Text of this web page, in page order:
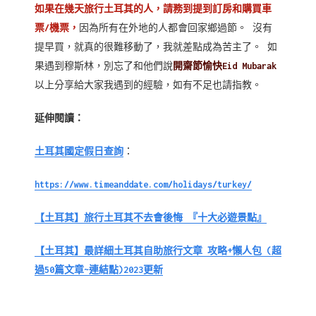
如果在幾天旅行土耳其的人，請務到提到訂房和購買車
票/機票， 因為所有在外地的人都會回家鄉過節。
沒有
提早買，就真的很難移動了，我就差點成為苦主了。
如
果遇到穆斯林，別忘了和他們說開齋節愉快Eid Mubarak
以上分享給大家我遇到的經驗，如有不足也請指教。
延伸閱讀：
土耳其國定假日查詢 ：
https://www.timeanddate.com/holidays/turkey/
【土耳其】旅行土耳其不去會後悔 『十大必遊景點』
【土耳其】最詳細土耳其自助旅行文章 攻略+懶人包 (超
過50篇文章~連結點)2023更新